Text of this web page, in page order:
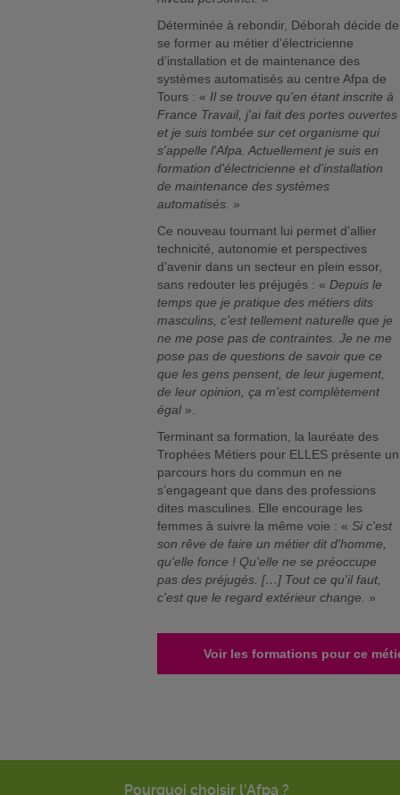
Déterminée à rebondir, Déborah décide de
se former au métier d’électricienne
d’installation et de maintenance des
systèmes automatisés au centre Afpa de
Tours : « Il se trouve qu’en étant inscrite à
France Travail, j'ai fait des portes ouvertes
et je suis tombée sur cet organisme qui
s'appelle l'Afpa. Actuellement je suis en
formation d'électricienne et d'installation
de maintenance des systèmes
automatisés. »
Ce nouveau tournant lui permet d’allier
technicité, autonomie et perspectives
d’avenir dans un secteur en plein essor,
sans redouter les préjugés : « Depuis le
temps que je pratique des métiers dits
masculins, c'est tellement naturelle que je
ne me pose pas de contraintes. Je ne me
pose pas de questions de savoir que ce
que les gens pensent, de leur jugement,
de leur opinion, ça m'est complètement
égal».
Terminant sa formation, la lauréate des
Trophées Métiers pour ELLES présente un
parcours hors du commun en ne
s’engageant que dans des professions
dites masculines. Elle encourage les
femmes à suivre la même voie : «Si c'est
son rêve de faire un métier dit d'homme,
qu'elle fonce ! Qu'elle ne se préoccupe
pas des préjugés. […] Tout ce qu'il faut,
c'est que le regard extérieur change. »
Voir les formations pour ce
Pourquoi choisir l'Afpa ?